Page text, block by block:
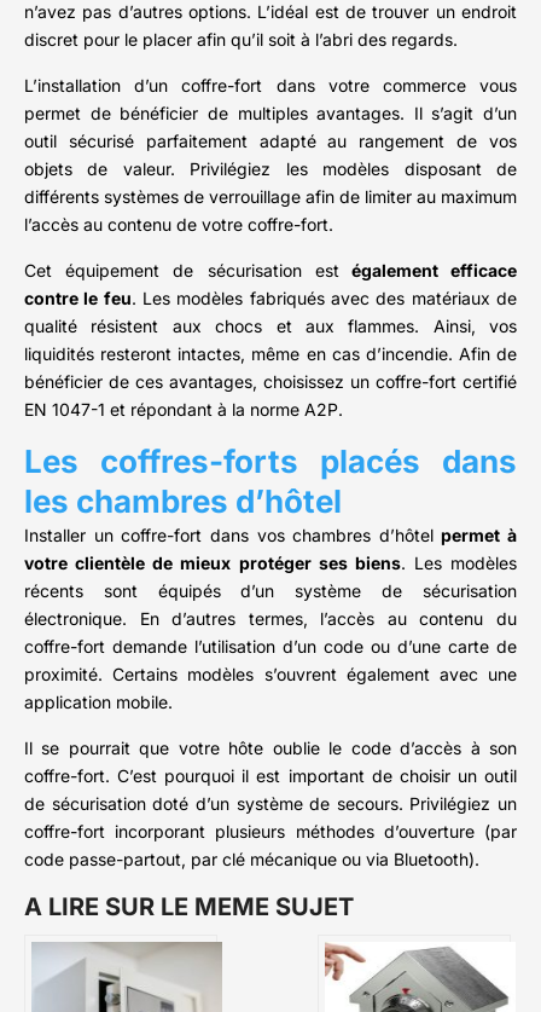
n’avez pas d’autres options. L’idéal est de trouver un endroit
discret pour le placer afin qu’il soit à l’abri des regards.
L’installation d’un coffre-fort dans votre commerce vous
permet de bénéficier de multiples avantages. Il s’agit d’un
outil sécurisé parfaitement adapté au rangement de vos
objets de valeur. Privilégiez les modèles disposant de
différents systèmes de verrouillage afin de limiter au maximum
l’accès au contenu de votre coffre-fort.
Cet équipement de sécurisation estégalement efficace
contre le feu. Les modèles fabriqués avec des matériaux de
qualité résistent aux chocs et aux flammes. Ainsi, vos
liquidités resteront intactes, même en cas d’incendie. Afin de
bénéficier de ces avantages, choisissez un coffre-fort certifié
EN 1047-1 et répondant à la norme A2P.
Les coffres-forts placés dans
les chambres d’hôtel
Installer un coffre-fort dans vos chambres d’hôtelpermet à
votre clientèle de mieux protéger ses biens. Les modèles
récents sont équipés d’un système de sécurisation
électronique. En d’autres termes, l’accès au contenu du
coffre-fort demande l’utilisation d’un code ou d’une carte de
proximité. Certains modèles s’ouvrent également avec une
application mobile.
Il se pourrait que votre hôte oublie le code d’accès à son
coffre-fort. C’est pourquoi il est important de choisir un outil
de sécurisation doté d’un système de secours. Privilégiez un
coffre-fort incorporant plusieurs méthodes d’ouverture (par
code passe-partout, par clé mécanique ou via Bluetooth).
A LIRE SUR LE MEME SUJET